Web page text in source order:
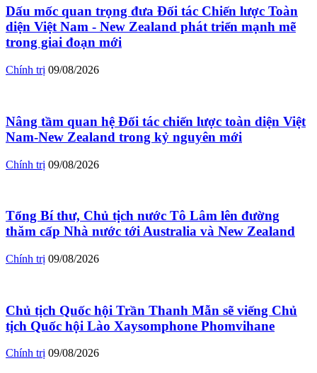
Dấu mốc quan trọng đưa Đối tác Chiến lược Toàn
diện Việt Nam - New Zealand phát triển mạnh mẽ
trong giai đoạn mới
Chính trị 09/08/2026
Nâng tầm quan hệ Đối tác chiến lược toàn diện Việt
Nam-New Zealand trong kỷ nguyên mới
Chính trị 09/08/2026
Tổng Bí thư, Chủ tịch nước Tô Lâm lên đường
thăm cấp Nhà nước tới Australia và New Zealand
Chính trị 09/08/2026
Chủ tịch Quốc hội Trần Thanh Mẫn sẽ viếng Chủ
tịch Quốc hội Lào Xaysomphone Phomvihane
Chính trị 09/08/2026